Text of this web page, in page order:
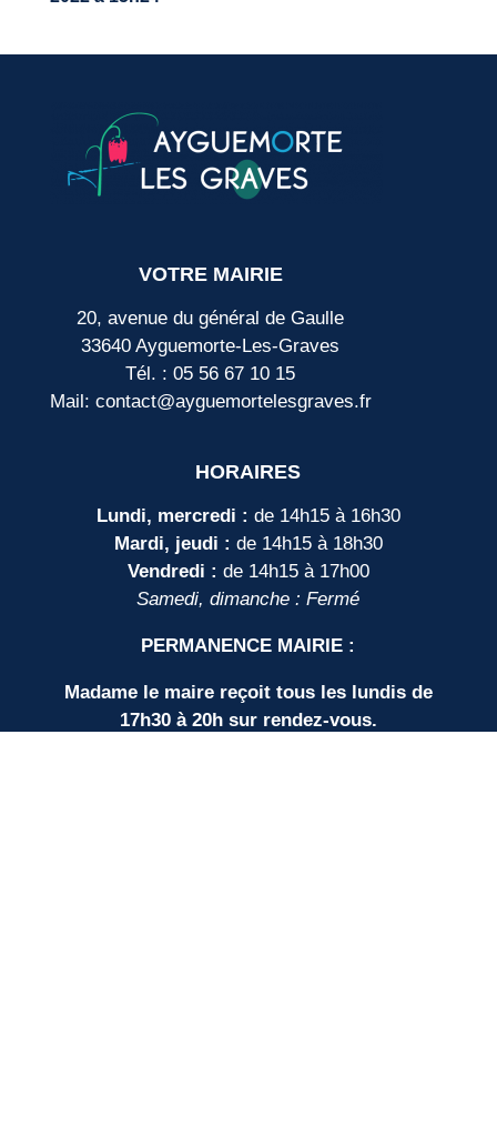
VOTRE MAIRIE
20, avenue du général de Gaulle
33640 Ayguemorte-Les-Graves
Tél. : 05 56 67 10 15
Mail: contact@ayguemortelesgraves.fr
HORAIRES
Lundi, mercredi : de 14h15 à 16h30
Mardi, jeudi : de 14h15 à 18h30
Vendredi : de 14h15 à 17h00
Samedi, dimanche : Fermé
PERMANENCE MAIRIE :
Madame le maire reçoit tous les lundis de
17h30 à 20h sur rendez-vous.